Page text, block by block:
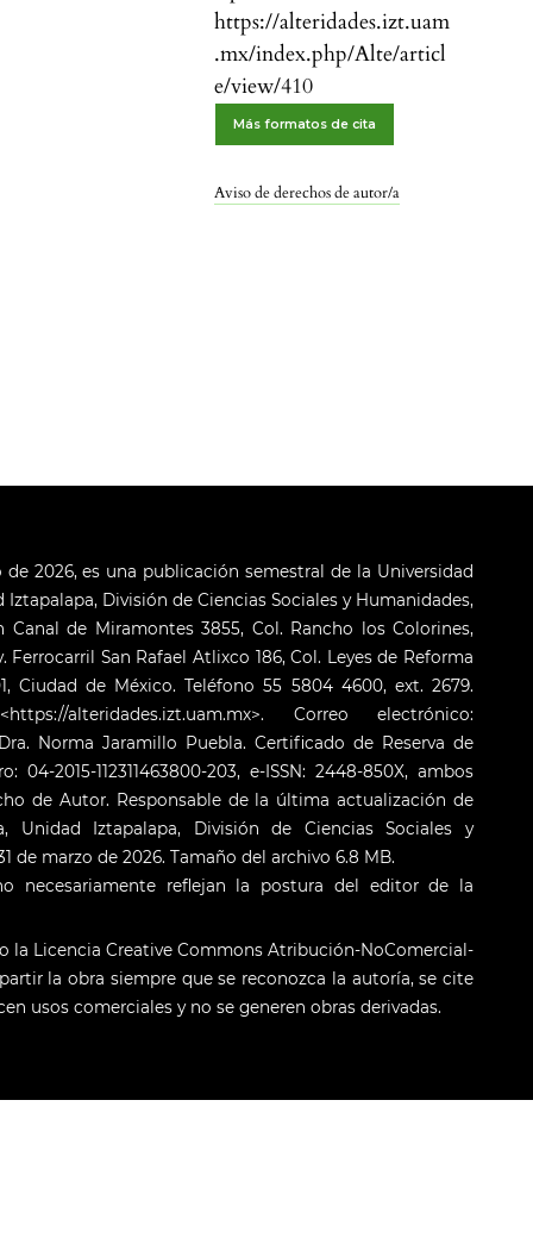
https://alteridades.izt.uam
.mx/index.php/Alte/articl
e/view/410
Más formatos de cita
Aviso de derechos de autor/a
de 2026, es una publicación semestral de la Universidad
División de Ciencias Sociales y Humanidades,
de Miramontes 3855, Col. Rancho los Colorines,
Ferrocarril San Rafael Atlixco 186, Col. Leyes de Reforma
Ciudad de México. Teléfono 55 5804 4600, ext. 2679.
alteridades.izt.uam.mx>. Correo electrónico:
Norma Jaramillo Puebla. Certificado de Reserva de
2015-112311463800-203, e-ISSN: 2448-850X, ambos
de Autor. Responsable de la última actualización de
Unidad Iztapalapa, División de Ciencias Sociales y
de marzo de 2026. Tamaño del archivo 6.8 MB.
necesariamente reflejan la postura del editor de la
la Licencia Creative Commons Atribución-NoComercial-
la obra siempre que se reconozca la autoría, se cite
usos comerciales y no se generen obras derivadas.